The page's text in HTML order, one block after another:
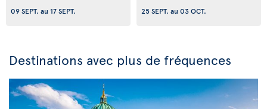
09 SEPT. au 17 SEPT.
25 SEPT. au 03 OCT.
Destinations avec plus de fréquences